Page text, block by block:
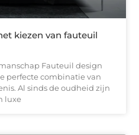
kiezen van fauteuil
Fauteuil design
perfecte combinatie van
Al sinds de oudheid zijn
luxe